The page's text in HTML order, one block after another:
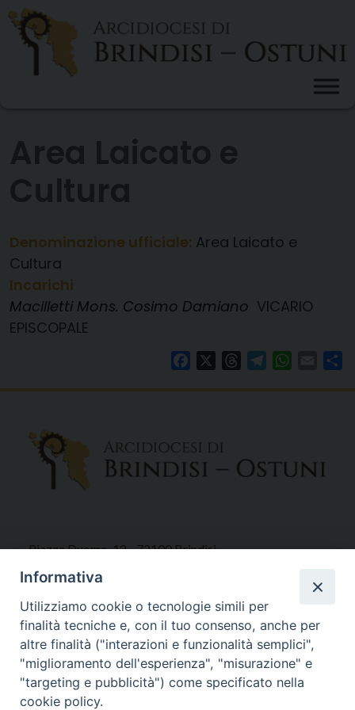
Skip
content
Denominazione ufficiale: Area Laicato e
Cultura
Incarichi
Macilletti Mons. Cosimo Damiano VICARIO
EPISCOPALE
FacebookThreadsTelegram Email
Piazza Duomo, 12 - 72100 Brindisi
Tel 0831.521958
Fax 0831.528315
Orari Curia
Mar. / Mer. / Giov. ore 9 - 13
nei mesi estivi solo Martedì ore 9 - 13
Informativa
Utilizziamo cookie o tecnologie simili per
finalità tecniche e, con il tuo consenso, anche per
altre finalità ("interazioni e funzionalità semplici",
"miglioramento dell'esperienza", "misurazione" e
"targeting e pubblicità") come specificato nella
cookie policy.